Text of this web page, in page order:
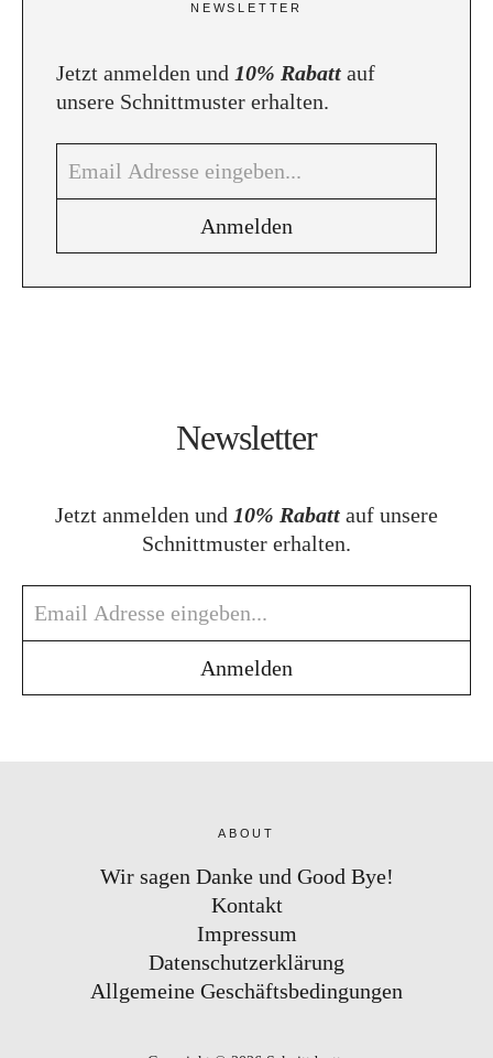
NEWSLETTER
Jetzt anmelden und 10% Rabatt auf
unsere Schnittmuster erhalten.
Newsletter
Jetzt anmelden und 10% Rabatt auf unsere
Schnittmuster erhalten.
ABOUT
Wir sagen Danke und Good Bye!
Kontakt
Impressum
Datenschutzerklärung
Allgemeine Geschäftsbedingungen